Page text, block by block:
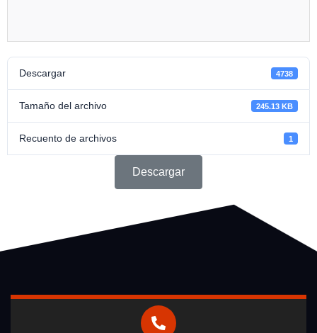
Descargar 4738
Tamaño del archivo 245.13 KB
Recuento de archivos 1
Descargar